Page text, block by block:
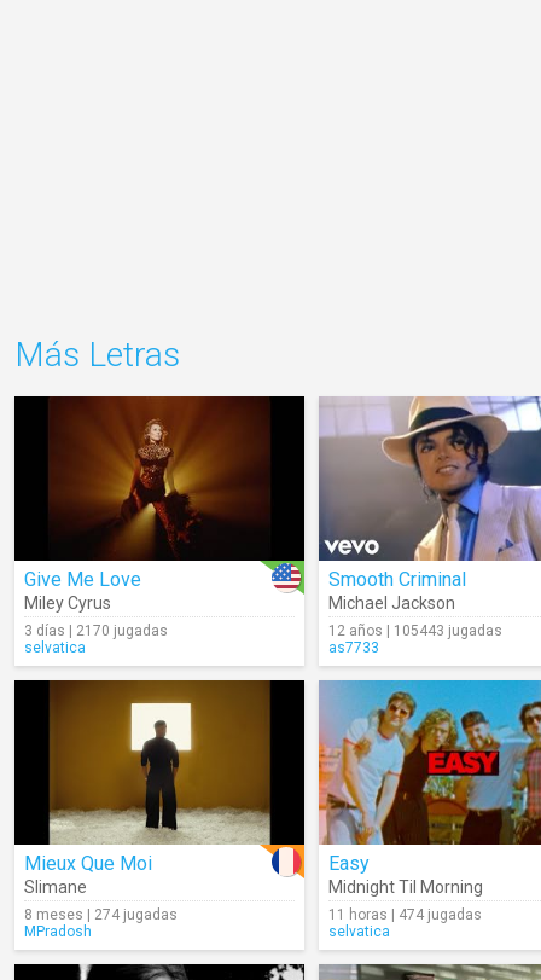
Más Letras
Give Me Love
Miley Cyrus
3 días | 2170 jugadas
selvatica
Smooth Criminal
Michael Jackson
12 años | 105443 jugadas
as7733
Mieux Que Moi
Slimane
8 meses | 274 jugadas
MPradosh
Easy
Midnight Til Morning
11 horas | 474 jugadas
selvatica